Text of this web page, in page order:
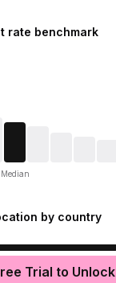
rate benchmark
Median
by country
Trial to Unlock